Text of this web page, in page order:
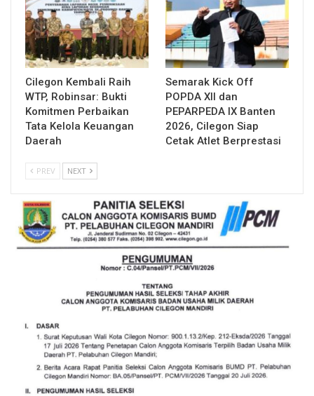
Cilegon Kembali Raih
WTP, Robinsar: Bukti
Komitmen Perbaikan
Tata Kelola Keuangan
Daerah
Semarak Kick Off
POPDA XII dan
PEPARPEDA IX Banten
2026, Cilegon Siap
Cetak Atlet Berprestasi
PREV NEXT